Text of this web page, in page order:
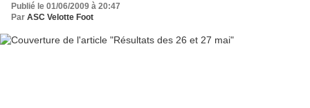
Publié le 01/06/2009 à 20:47
Par ASC Velotte Foot